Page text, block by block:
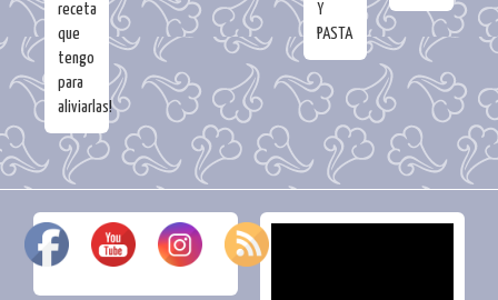
receta
que
tengo
para
aliviarlas!
Y
PASTA